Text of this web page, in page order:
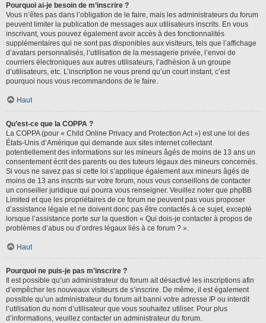
Pourquoi ai-je besoin de m’inscrire ?
Vous n’êtes pas dans l’obligation de le faire, mais les administrateurs du forum
peuvent limiter la publication de messages aux utilisateurs inscrits. En vous
inscrivant, vous pouvez également avoir accès à des fonctionnalités
supplémentaires qui ne sont pas disponibles aux visiteurs, tels que l’affichage
d’avatars personnalisés, l’utilisation de la messagerie privée, l’envoi de
courriers électroniques aux autres utilisateurs, l’adhésion à un groupe
d’utilisateurs, etc. L’inscription ne vous prend qu’un court instant, c’est
pourquoi nous vous recommandons de le faire.
Haut
Qu’est-ce que la COPPA ?
La COPPA (pour « Child Online Privacy and Protection Act ») est une loi des
États-Unis d’Amérique qui demande aux sites internet collectant
potentiellement des informations sur les mineurs âgés de moins de 13 ans un
consentement écrit des parents ou des tuteurs légaux des mineurs concernés.
Si vous ne savez pas si cette loi s’applique également aux mineurs âgés de
moins de 13 ans inscrits sur votre forum, nous vous conseillons de contacter
un conseiller juridique qui pourra vous renseigner. Veuillez noter que phpBB
Limited et que les propriétaires de ce forum ne peuvent pas vous proposer
d’assistance légale et ne doivent donc pas être contactés à ce sujet, excepté
lorsque l’assistance porte sur la question « Qui dois-je contacter à propos de
problèmes d’abus ou d’ordres légaux liés à ce forum ? ».
Haut
Pourquoi ne puis-je pas m’inscrire ?
Il est possible qu’un administrateur du forum ait désactivé les inscriptions afin
d’empêcher les nouveaux visiteurs de s’inscrire. De même, il est également
possible qu’un administrateur du forum ait banni votre adresse IP ou interdit
l’utilisation du nom d’utilisateur que vous souhaitez utiliser. Pour plus
d’informations, veuillez contacter un administrateur du forum.